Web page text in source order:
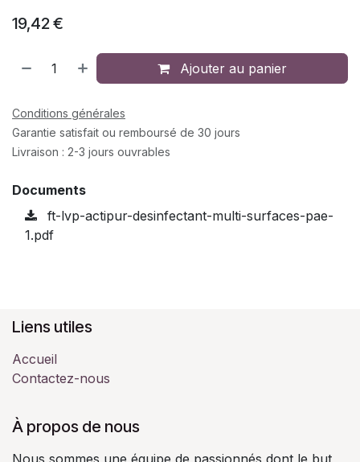
19,42€
Ajouter au panier
Conditions générales
Garantie satisfait ou remboursé de 30 jours
Livraison : 2-3 jours ouvrables
Documents
ft-lvp-actipur-desinfectant-multi-surfaces-pae-
1.pdf
Liens utiles
Accueil
Contactez-nous
À propos de nous
Nous sommes une équipe de passionnés dont le but